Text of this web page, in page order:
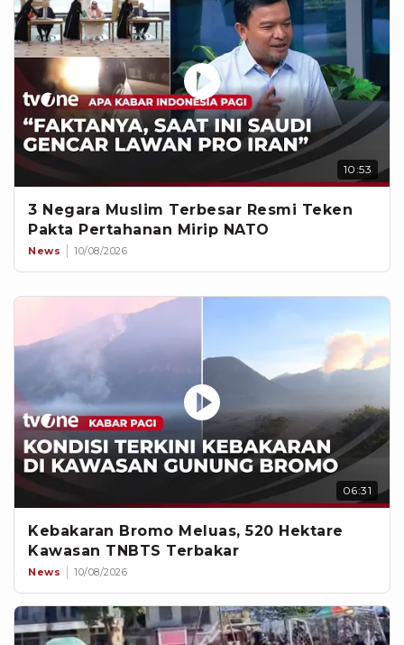
10:53
3 Negara Muslim Terbesar Resmi Teken
Pakta Pertahanan Mirip NATO
News 10/08/2026
06:31
Kebakaran Bromo Meluas, 520 Hektare
Kawasan TNBTS Terbakar
News 10/08/2026